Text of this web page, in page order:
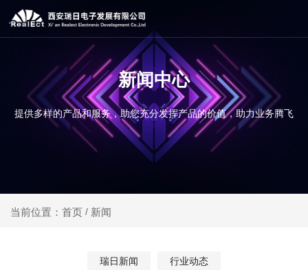
新闻中心
提供多样的产品和服务，助您充分发挥产品的价值，助力业务腾飞
当前位置：首页 / 新闻
瑞日新闻 行业动态